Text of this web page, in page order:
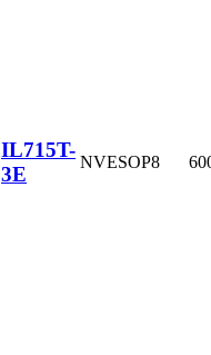
IL715T-
3E
NVESOP8